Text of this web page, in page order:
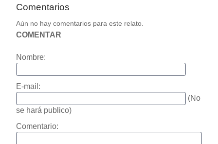
Comentarios
Aún no hay comentarios para este relato.
COMENTAR
Nombre:
E-mail:
(No
se hará publico)
Comentario: